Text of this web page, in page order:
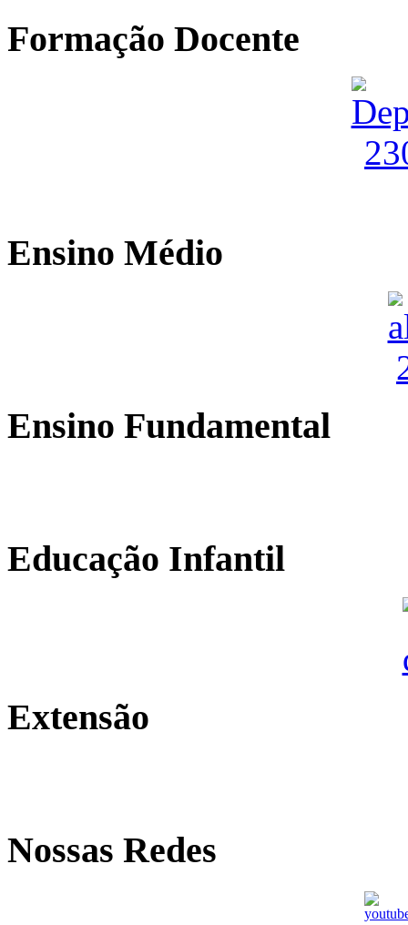
Formação Docente
Ensino Médio
Ensino Fundamental
Educação Infantil
Extensão
Nossas Redes